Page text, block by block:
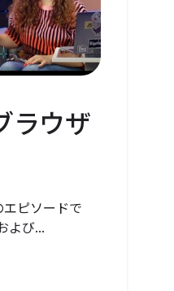
ラウザ
エピソードで
よび...